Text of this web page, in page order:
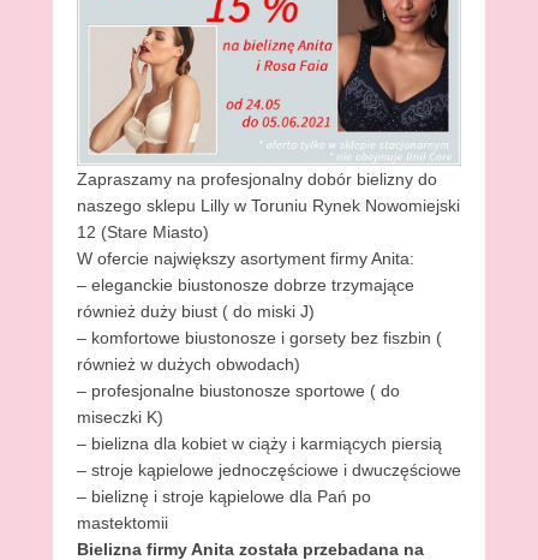
Zapraszamy na profesjonalny dobór bielizny do
naszego sklepu Lilly w Toruniu Rynek Nowomiejski
12 (Stare Miasto)
W ofercie największy asortyment firmy Anita:
– eleganckie biustonosze dobrze trzymające
również duży biust ( do miski J)
– komfortowe biustonosze i gorsety bez fiszbin (
również w dużych obwodach)
– profesjonalne biustonosze sportowe ( do
miseczki K)
– bielizna dla kobiet w ciąży i karmiących piersią
– stroje kąpielowe jednoczęściowe i dwuczęściowe
– bieliznę i stroje kąpielowe dla Pań po
mastektomii
Bielizna firmy Anita została przebadana na